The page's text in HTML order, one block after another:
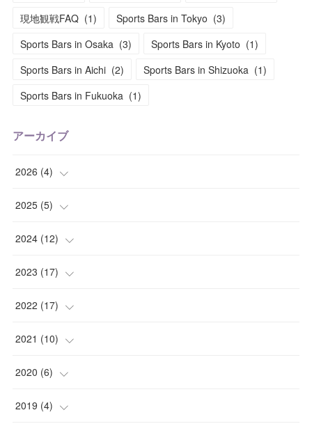
現地観戦FAQ (1) Sports Bars in Tokyo (3)
Sports Bars in Osaka (3) Sports Bars in Kyoto (1)
Sports Bars in Aichi (2) Sports Bars in Shizuoka (1)
Sports Bars in Fukuoka (1)
アーカイブ
2026 (4)
(2
(2)
2025 (5)
(1)
(1)
(1)
( 1)
(1
2024 (12)
(2)
(1)
(3)
(2
(2
2023 (17)
(4)
(1)
(1
(3
2022 (17)
(2)
(3
(1
2021 (10)
(1
(2
2020 (6)
(5
2019 (4)